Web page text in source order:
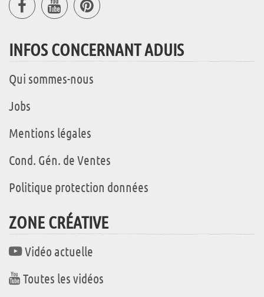
INFOS CONCERNANT ADUIS
Qui sommes-nous
Jobs
Mentions légales
Cond. Gén. de Ventes
Politique protection données
ZONE CRÉATIVE
Vidéo actuelle
Toutes les vidéos